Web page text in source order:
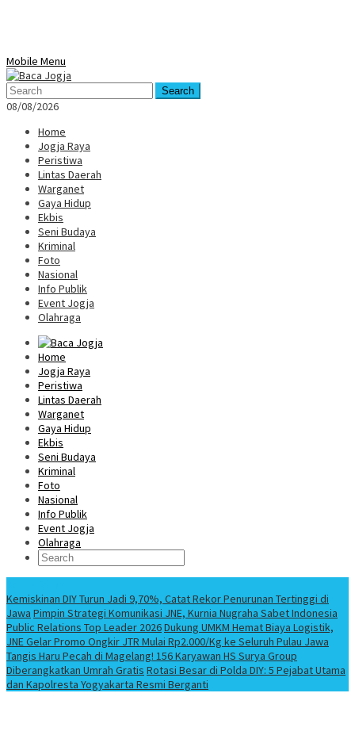
Mobile Menu
Search
08/08/2026
Home
Jogja Raya
Peristiwa
Lintas Daerah
Warganet
Gaya Hidup
Ekbis
Seni Budaya
Kriminal
Foto
Nasional
Info Publik
Event Jogja
Olahraga
Home
Jogja Raya
Peristiwa
Lintas Daerah
Warganet
Gaya Hidup
Ekbis
Seni Budaya
Kriminal
Foto
Nasional
Info Publik
Event Jogja
Olahraga
Kemiskinan DIY Turun Jadi 9,70%, Catat Rekor Penurunan Tertinggi di
Jawa Pimpin Strategi Komunikasi JNE, Kurnia Nugraha Sabet Indonesia
Public Relations Top Leader 2026Dukung UMKM Hemat Biaya Logistik,
JNE Gelar Promo Ongkir JTR Mulai Rp2.000/Kg ke Seluruh Pulau Jawa
Tangis Haru Pecah di Magelang! 156 Karyawan HS Surya Group
Diberangkatkan Umrah Gratis Rotasi Besar di Polda DIY: 5 Pejabat Utama
dan Kapolresta Yogyakarta Resmi Berganti